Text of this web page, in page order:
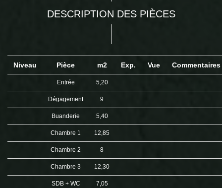
DESCRIPTION DES PIÈCES
Niveau Pièce m2 Exp. Vue Commentaires
Entrée 5,20
Dégagement 9
Buanderie 5,40
Chambre 1 12,85
Chambre 2 8
Chambre 3 12,30
SDB + WC 7,05